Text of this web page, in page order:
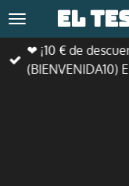
Ir
al
contenido
principal
El
❤ ¡10 € de
(BIENVENIDA10)